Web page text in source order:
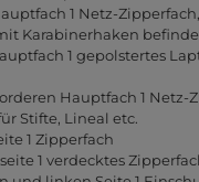
1 Netz-
Karabinerhaken
1 gepolstertes
Hauptfach 1 Netz-
Stifte, Lineal etc.
1 Zipperfach
1 verdecktes